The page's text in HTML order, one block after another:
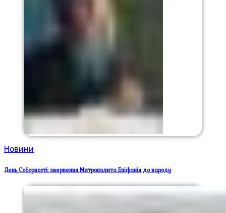
Новини
День Соборності: звернення Митрополита Епіфанія до народу